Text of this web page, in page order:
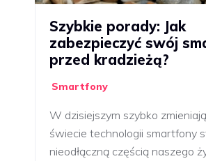
Szybkie porady: Jak
zabezpieczyć swój
przed kradzieżą?
Smartfony
W dzisiejszym szybko
świecie technologii smartfony
nieodłączną częścią naszego